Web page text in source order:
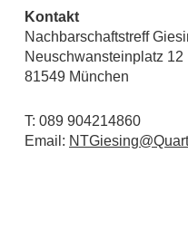
Kontakt
Nachbarschaftstreff
Neuschwansteinplatz 12
81549 München
T: 089 904214860
Email: